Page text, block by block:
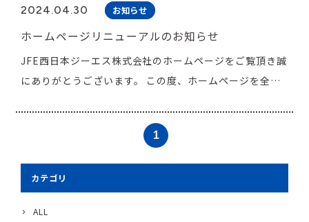
2024.04.30 お知らせ
ホームページリニューアルのお知らせ
JFE西日本ジーエス株式会社のホームページをご覧頂き誠
にありがとうございます。 この度、ホームページを全面
快適にご利用いただけるよう デザインの見直しを図り、
スマートフォンやタブレットにも対応いたしました。 こ
報をお伝えできるよう努めてまいります。 今後ともどう
1
カテゴリ
ALL